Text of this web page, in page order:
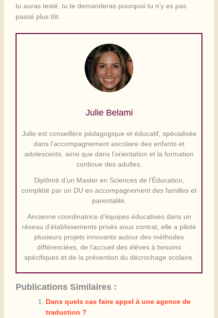
tu auras testé, tu te demanderas pourquoi tu n’y es pas
passé plus tôt.
Julie Belami
Julie est conseillère pédagogique et éducatif, spécialisée
dans l’accompagnement ascolaire des enfants et
adolescents, ainsi que dans l’orientation et la formation
continue des adultes.
Diplômé d’un Master en Sciences de l’Éducation,
complété par un DU en accompagnement des familles et
parentalité.
Ancienne coordinatrice d’équipes éducatives dans un
réseau d’établissements privés sous contrat, elle a piloté
plusieurs projets innovants autour des méthodes
différenciées, de l’accueil des élèves à besoins
spécifiques et de la prévention du décrochage scolaire.
Publications Similaires :
Dans quels cas faire appel à une agence de
traduction ?